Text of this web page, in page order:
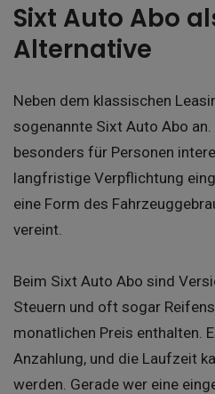
Sixt Auto Abo
Alternative
Neben dem klassischen
sogenannte Sixt Auto Abo
besonders für Personen
langfristige Verpflichtung
eine Form des
vereint.
Beim Sixt Auto Abo sind
Steuern und oft sogar
monatlichen Preis enthalten.
Anzahlung, und die Laufzeit
werden. Gerade wer eine